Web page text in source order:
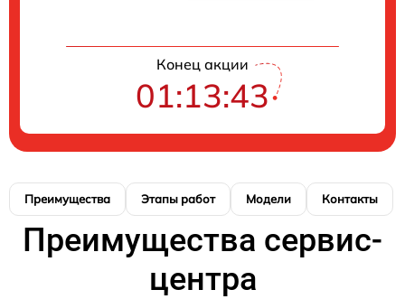
Конец акции
01:13:42
Преимущества Этапы работ Модели Контакты
Преимущества сервис-
центра